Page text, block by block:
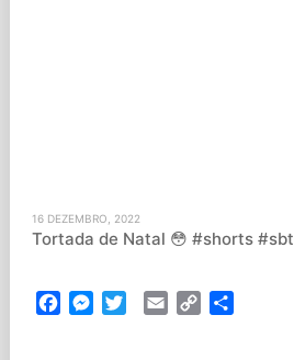
16 DEZEMBRO, 2022
Tortada de Natal 😳 #shorts #sbt
FacebookMessenger
TwitterEmail Copy